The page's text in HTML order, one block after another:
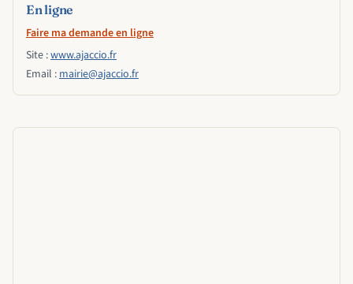
En ligne
Faire ma demande en ligne
Site :www.ajaccio.fr
Email :mairie@ajaccio.fr